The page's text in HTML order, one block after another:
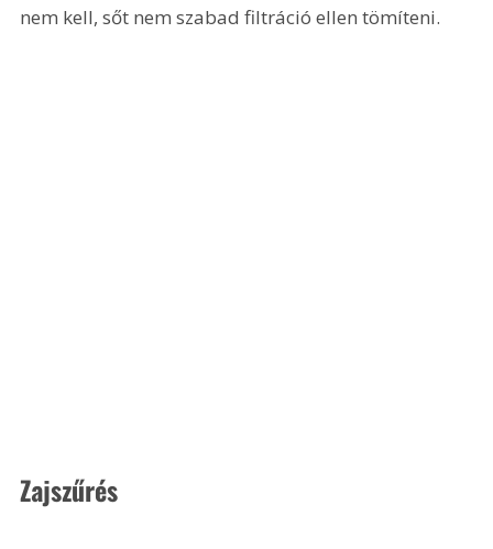
nem kell, sőt nem szabad filtráció ellen tömíteni.
Zajszűrés